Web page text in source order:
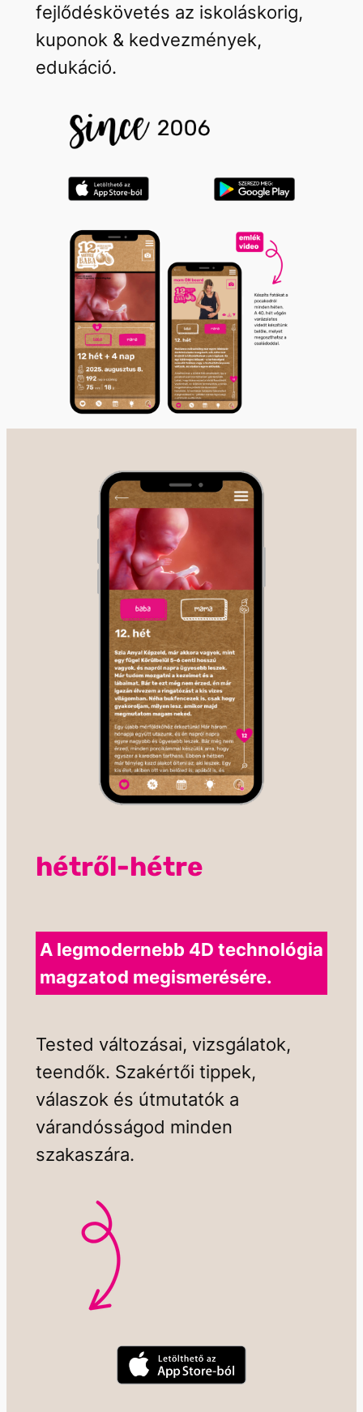
fejlődéskövetés az iskoláskorig,
kuponok & kedvezmények,
edukáció.
hétről-hétre
A legmodernebb 4D technológia
magzatod megismerésére.
Tested változásai, vizsgálatok,
teendők. Szakértői tippek,
válaszok és útmutatók a
várandósságod minden
szakaszára.